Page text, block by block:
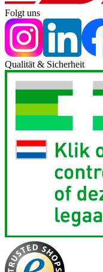
Folgt uns
Qualität & Sicherheit